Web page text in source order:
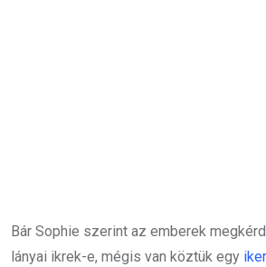
Bár Sophie szerint az emberek
lányai ikrek-e, mégis van köztük egy